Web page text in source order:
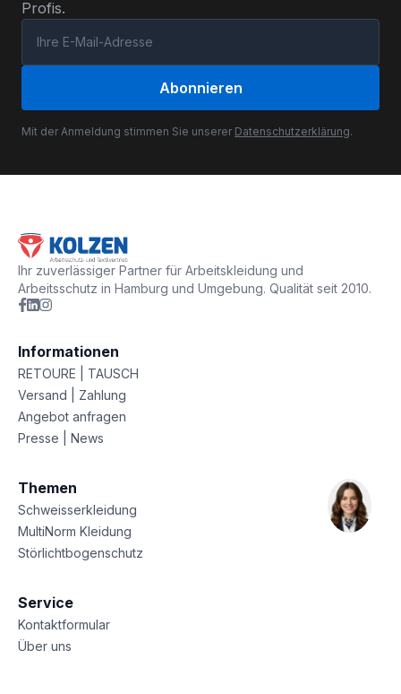
Profis.
Abonnieren
Mit der Anmeldung stimmen Sie unserer Datenschutzerklärung.
Ihr zuverlässiger Partner für Arbeitskleidung und
Arbeitsschutz in Hamburg und Umgebung. Qualität seit 2010.
Informationen
RETOURE | TAUSCH
Versand | Zahlung
Angebot anfragen
Presse | News
Themen
Schweisserkleidung
MultiNorm Kleidung
Störlichtbogenschutz
Service
Kontaktformular
Über uns